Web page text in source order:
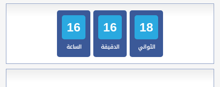
16
الساعة
16
الدقيقة
19
الثواني